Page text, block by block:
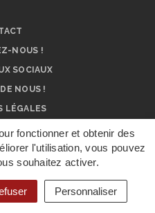
fonctionner et obtenir des
l'utilisation, vous pouvez
souhaitez activer.
Personnaliser
DÉPOSER UN
NOUS !
SOCIAUX
NOUS !
LÉGALES